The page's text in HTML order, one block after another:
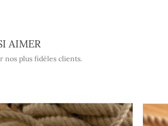
AIMER
nos plus fidèles clients.